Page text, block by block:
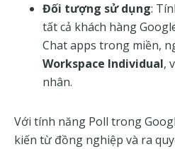
Đối tượng sử dụng:
tất cả khách hàng
Chat apps trong miền,
Workspace Individual,
nhân.
Với tính năng Poll trong
kiến từ đồng nghiệp và ra